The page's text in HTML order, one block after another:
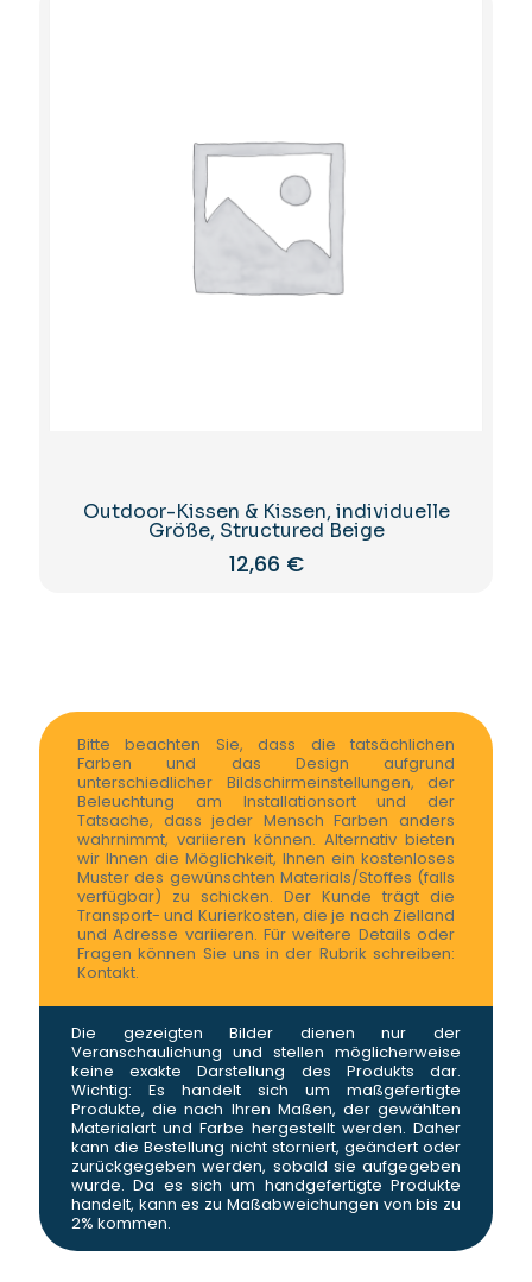
Outdoor-Kissen & Kissen, individuelle
Größe, Structured Beige
12,66 €
Bitte beachten Sie, dass die tatsächlichen
Farben und das Design aufgrund
unterschiedlicher Bildschirmeinstellungen, der
Beleuchtung am Installationsort und der
Tatsache, dass jeder Mensch Farben anders
wahrnimmt, variieren können. Alternativ bieten
wir Ihnen die Möglichkeit, Ihnen ein kostenloses
Muster des gewünschten Materials/Stoffes (falls
verfügbar) zu schicken. Der Kunde trägt die
Transport- und Kurierkosten, die je nach Zielland
und Adresse variieren. Für weitere Details oder
Fragen können Sie uns in der Rubrik schreiben:
Kontakt.
Die gezeigten Bilder dienen nur der
Veranschaulichung und stellen möglicherweise
keine exakte Darstellung des Produkts dar.
Wichtig: Es handelt sich um maßgefertigte
Produkte, die nach Ihren Maßen, der gewählten
Materialart und Farbe hergestellt werden. Daher
kann die Bestellung nicht storniert, geändert oder
zurückgegeben werden, sobald sie aufgegeben
wurde. Da es sich um handgefertigte Produkte
handelt, kann es zu Maßabweichungen von bis zu
2% kommen.